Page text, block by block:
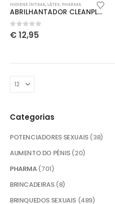
HIGIENE ÍNTIMA, LÁTEX, PHARMA
ABRILHANTADOR CLEANPLAY SHINING SPRAY COBECO 150ML
0out of 5
€ 12,95
Categorias
POTENCIADORES SEXUAIS (38)
AUMENTO DO PÉNIS (20)
PHARMA (701)
BRINCADEIRAS (8)
BRINQUEDOS SEXUAIS (489)